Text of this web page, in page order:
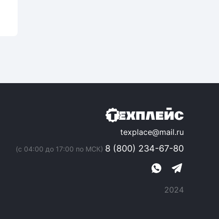
texplace@mail.ru
8 (800) 234-67-80
(с 04:00 до 17:00 по МСК)
2024